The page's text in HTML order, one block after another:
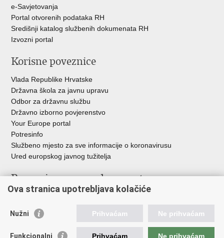
e-Savjetovanja
Portal otvorenih podataka RH
Središnji katalog službenih dokumenata RH
Izvozni portal
Korisne poveznice
Vlada Republike Hrvatske
Državna škola za javnu upravu
Odbor za državnu službu
Državno izborno povjerenstvo
Your Europe portal
Potresinfo
Službeno mjesto za sve informacije o koronavirusu
Ured europskog javnog tužitelja
Poveznice pravosudnog sustava
Državno odvjetništvo
Ured za suzbijanje korupcije i organiziranog kriminaliteta
Ova stranica upotrebljava kolačiće
Nužni Prihvaćam Ne prihvaćam
Funkcionalni Prihvaćam Ne prihvaćam